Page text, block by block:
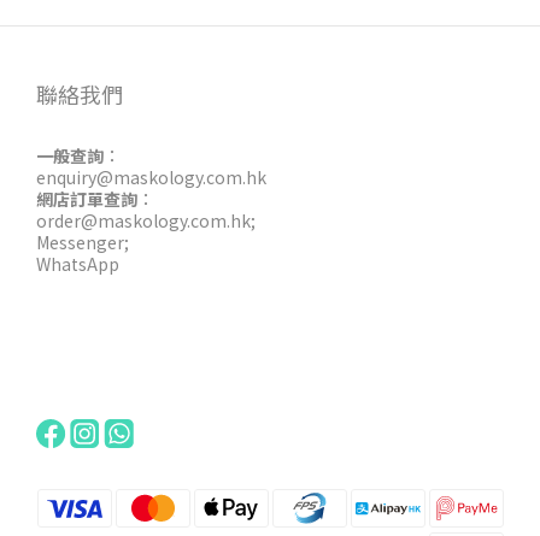
聯絡我們
一般查詢 ：
enquiry@maskology.com.hk
網店訂單查詢 ：
order@maskology.com.hk;
Messenger;
WhatsApp